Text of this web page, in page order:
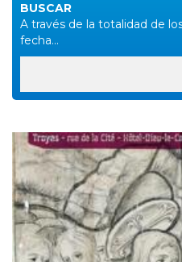
BUSCAR
A través de la totalidad de
fecha...